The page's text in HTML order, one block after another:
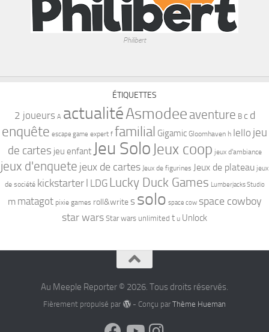
Philibert
ÉTIQUETTES
2 joueurs A actualitéAsmodee aventure B c d
enquête escape game expert f familial Gigamic Gloomhaven h Iello jeu
de cartes jeu enfantJeu Solo Jeux coop jeux d'ambiance
jeux d'enquete jeux de cartes Jeux de figurines Jeux de plateau jeux
de société kickstarter l LDG Lucky Duck Games Lumberjacks Studio
m matagot pixie games roll&write s solo space cow space cowboy
star wars Star wars unlimited t u Unlock
Au Meeple Reporter © 2026. Tous droits réservés.
Fièrement propulsé par - Conçu par Thème Hueman